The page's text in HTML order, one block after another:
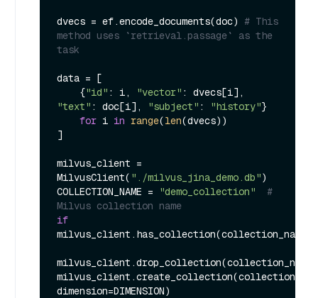
dvecs = ef.encode_documents(doc) # This
method uses `retrieval.passage` as the
task
data = [
    {
"id" : i, "vector"
"text" : doc[i], "subject" : "history"}
for i in range(len(dvecs))
]
milvus_client =
MilvusClient( "./milvus_jina_demo.db")
COLLECTION_NAME =
"demo_collection"
#
Milvus collection name
if
dimension=DIMENSION)